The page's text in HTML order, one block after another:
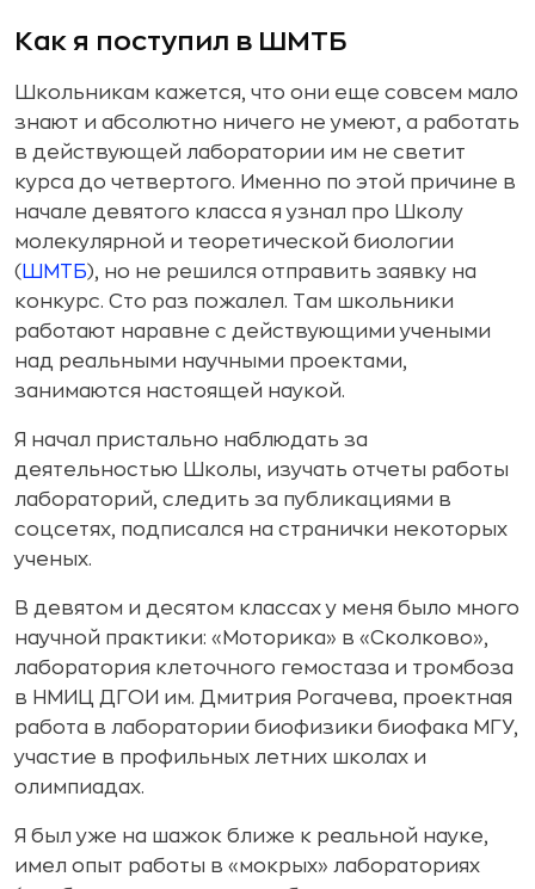
Как я поступил в ШМТБ
Школьникам кажется, что они еще совсем мало
знают и абсолютно ничего не умеют, а работать
в действующей лаборатории им не светит
курса до четвертого. Именно по этой причине в
начале девятого класса я узнал про Школу
молекулярной и теоретической биологии
( ШМТБ), но не решился отправить заявку на
конкурс. Сто раз пожалел. Там школьники
работают наравне с действующими учеными
над реальными научными проектами,
занимаются настоящей наукой.
Я начал пристально наблюдать за
деятельностью Школы, изучать отчеты работы
лабораторий, следить за публикациями в
соцсетях, подписался на странички некоторых
ученых.
В девятом и десятом классах у меня было много
научной практики: «Моторика» в «Сколково»,
лаборатория клеточного гемостаза и тромбоза
в НМИЦ ДГОИ им. Дмитрия Рогачева, проектная
работа в лаборатории биофизики биофака МГУ,
участие в профильных летних школах и
олимпиадах.
Я был уже на шажок ближе к реальной науке,
имел опыт работы в «мокрых» лабораториях